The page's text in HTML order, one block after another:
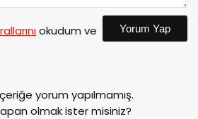
okudum ve
Yorum Yap
yorum yapılmamış.
olmak ister misiniz?